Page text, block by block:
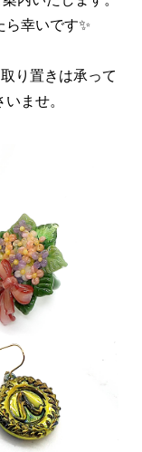
ら幸いです✨
り置きは承って
ませ。